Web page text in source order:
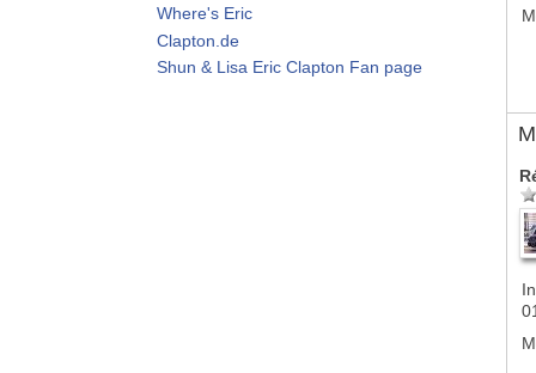
Where's Eric
Clapton.de
Shun & Lisa Eric Clapton Fan page